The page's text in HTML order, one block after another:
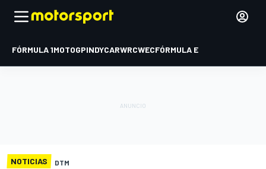
FÓRMULA 1MOTOGPINDYCARWRCWECFÓRMULA E
NOTICIAS DTM